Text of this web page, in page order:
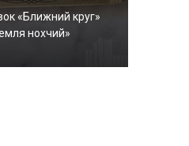
«Ближний круг»
нохчий»